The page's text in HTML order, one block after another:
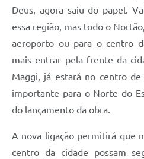
Deus, agora saiu do papel.
essa região, mas todo o
aeroporto ou para o centro
mais entrar pela frente da
Maggi, já estará no centro
importante para o Norte do
do lançamento da obra.
A nova ligação permitirá que
centro da cidade possam